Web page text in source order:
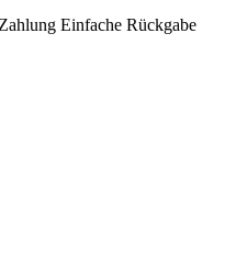
Einfache Rückgabe